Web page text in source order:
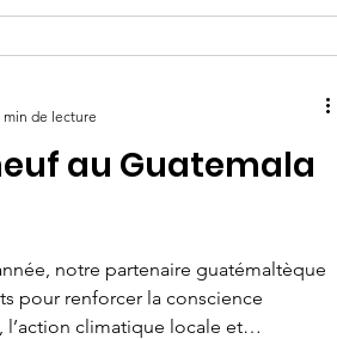
ce programme sensibilise 170
au Guatemala
notre partenaire guatémaltèque
pour renforcer la conscience
l’action climatique locale et
min de lecture